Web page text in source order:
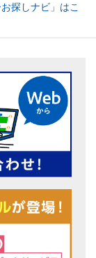
探しナビ」はこ